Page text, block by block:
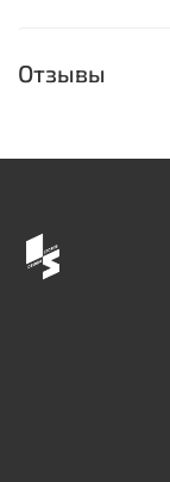
Отзывы